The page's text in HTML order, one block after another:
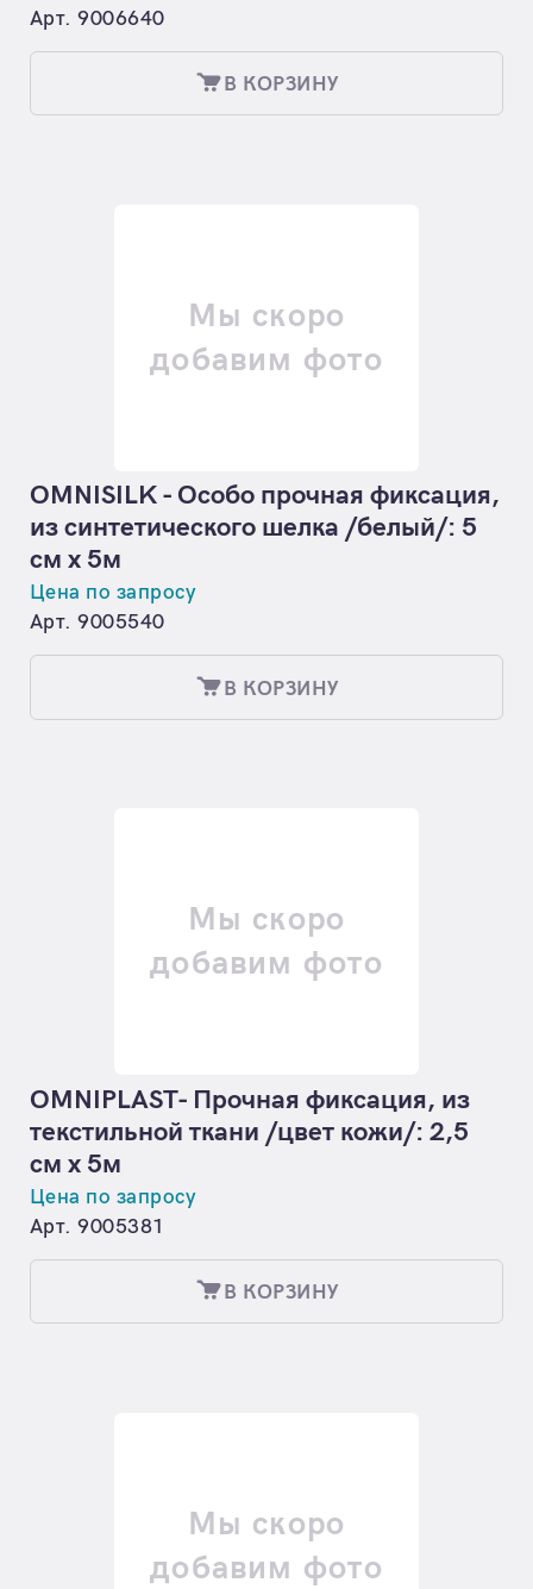
Арт. 9006640
В КОРЗИНУ
Мы скоро
добавим фото
OMNISILK - Особо прочная фиксация,
из синтетического шелка /белый/: 5
см х 5м
Цена по запросу
Арт. 9005540
В КОРЗИНУ
Мы скоро
добавим фото
OMNIPLAST- Прочная фиксация, из
текстильной ткани /цвет кожи/: 2,5
см х 5м
Цена по запросу
Арт. 9005381
В КОРЗИНУ
Мы скоро
добавим фото